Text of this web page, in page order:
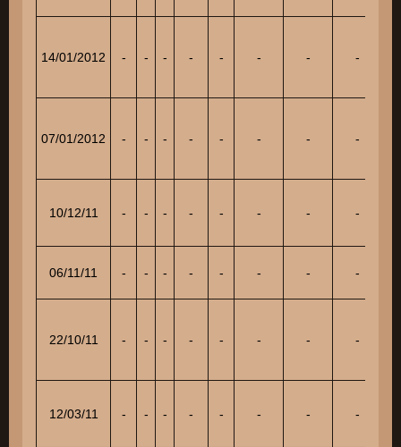
14/01/2012 - - - - - - - -
07/01/2012 - - - - - - - -
10/12/11 - - - - - - - -
06/11/11 - - - - - - - -
22/10/11 - - - - - - - -
12/03/11 - - - - - - - -